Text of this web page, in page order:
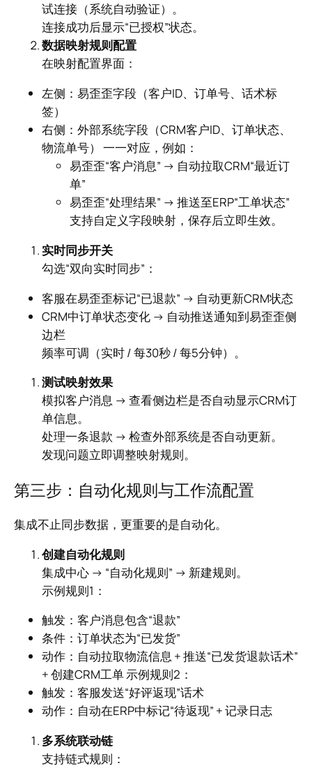
试连接（系统自动验证）。
连接成功后显示“已授权”状态。
数据映射规则配置
在映射配置界面：
左侧：易歪歪字段（客户ID、订单号、话术标
签）
右侧：外部系统字段（CRM客户ID、订单状态、
物流单号） 一一对应，例如：
易歪歪“客户消息” → 自动拉取CRM“最近订
单”
易歪歪“处理结果” → 推送至ERP“工单状态”
支持自定义字段映射，保存后立即生效。
实时同步开关
勾选“双向实时同步”：
客服在易歪歪标记“已退款” → 自动更新CRM状态
CRM中订单状态变化 → 自动推送通知到易歪歪侧
边栏
频率可调（实时 / 每30秒 / 每5分钟）。
测试映射效果
模拟客户消息 → 查看侧边栏是否自动显示CRM订
单信息。
处理一条退款 → 检查外部系统是否自动更新。
发现问题立即调整映射规则。
第三步：自动化规则与工作流配置
集成不止同步数据，更重要的是自动化。
创建自动化规则
集成中心 → “自动化规则” → 新建规则。
示例规则1：
触发：客户消息包含“退款”
条件：订单状态为“已发货”
动作：自动拉取物流信息 + 推送“已发货退款话术”
+ 创建CRM工单 示例规则2：
触发：客服发送“好评返现”话术
动作：自动在ERP中标记“待返现” + 记录日志
多系统联动链
支持链式规则：